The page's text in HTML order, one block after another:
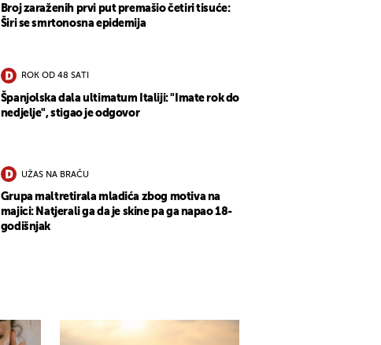
Broj zaraženih prvi put premašio četiri tisuće:
Širi se smrtonosna epidemija
ROK OD 48 SATI
Španjolska dala ultimatum Italiji: "Imate rok do
nedjelje", stigao je odgovor
UŽAS NA BRAČU
Grupa maltretirala mladića zbog motiva na
majici: Natjerali ga da je skine pa ga napao 18-
godišnjak